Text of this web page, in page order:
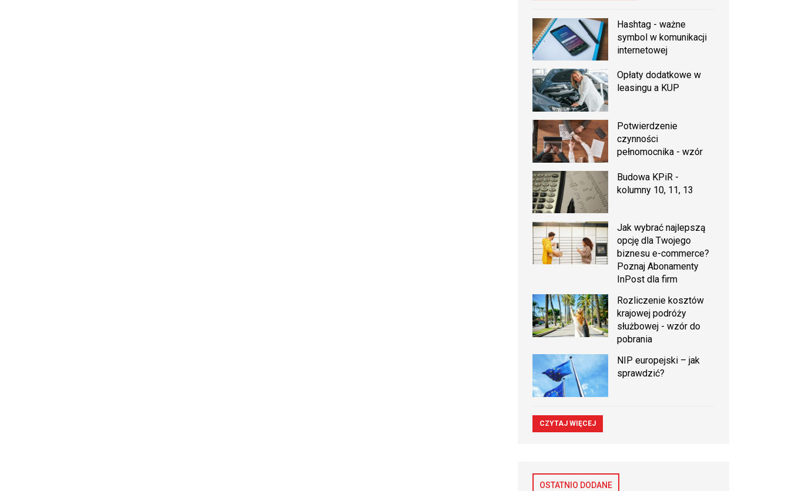
Hashtag - ważne
symbol w komunikacji
internetowej
Opłaty dodatkowe w
leasingu a KUP
Potwierdzenie
czynności
pełnomocnika - wzór
Budowa KPiR -
kolumny 10, 11, 13
Jak wybrać najlepszą
opcję dla Twojego
biznesu e-commerce?
Poznaj Abonamenty
InPost dla firm
Rozliczenie kosztów
krajowej podróży
służbowej - wzór do
pobrania
NIP europejski – jak
sprawdzić?
CZYTAJ WIĘCEJ
OSTATNIO DODANE